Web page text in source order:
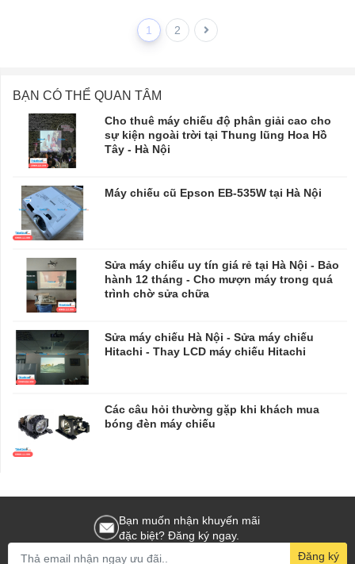
1 2
BẠN CÓ THỂ QUAN TÂM
Cho thuê máy chiếu độ phân giải cao cho
sự kiện ngoài trời tại Thung lũng Hoa Hồ
Tây - Hà Nội
Máy chiếu cũ Epson EB-535W tại Hà Nội
Sửa máy chiếu uy tín giá rẻ tại Hà Nội - Bảo
hành 12 tháng - Cho mượn máy trong quá
trình chờ sửa chữa
​​​​​​​Sửa máy chiếu Hà Nội - Sửa máy chiếu
Hitachi - Thay LCD máy chiếu Hitachi
Các câu hỏi thường gặp khi khách mua
bóng đèn máy chiếu
Bạn muốn nhận khuyến mãi
đặc biệt? Đăng ký ngay.
Đăng ký